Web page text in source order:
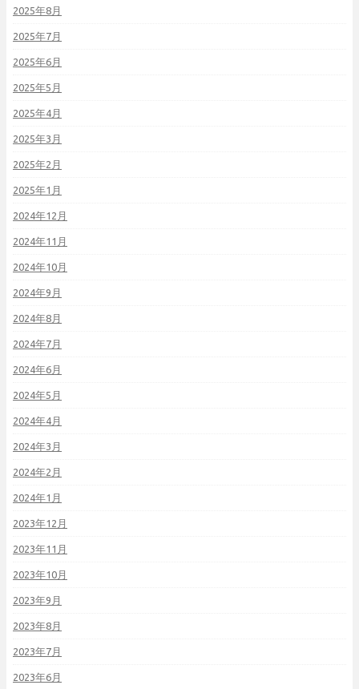
2025年8月
2025年7月
2025年6月
2025年5月
2025年4月
2025年3月
2025年2月
2025年1月
2024年12月
2024年11月
2024年10月
2024年9月
2024年8月
2024年7月
2024年6月
2024年5月
2024年4月
2024年3月
2024年2月
2024年1月
2023年12月
2023年11月
2023年10月
2023年9月
2023年8月
2023年7月
2023年6月